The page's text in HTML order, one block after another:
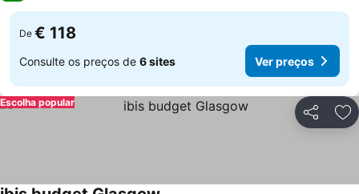
De € 118
Consulte os preços de 6 sites Ver preços
Partilhar
Escolha popular